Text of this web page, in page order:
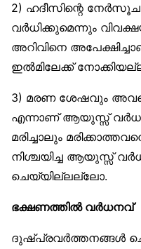
2) ഹദീസിന്റെ
വർധിക്കുമെന്നും
അറിവിനെ
ഇൽമിലേക്ക്
3) മരണ ശേഷവും
എന്നാണ് ആയുസ്സ്
മരിച്ചാലും
നിശ്ചയിച്ച ആയുസ്സ്
ചെയ്യില്ലല്ലോ.
ഭക്ഷണത്തിൽ വർധനവ്
ദുഷ്പ്രവർത്തനങ്ങൾ